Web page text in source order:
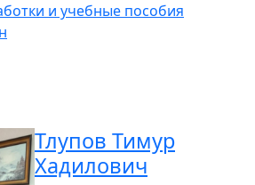
и учебные пособия
Тлупов Тимур
Хадилович